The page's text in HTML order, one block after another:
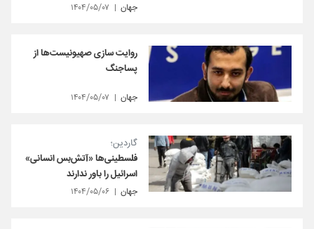
جهان ۱۴۰۴/۰۵/۰۷
روایت سازی صهیونیست‌ها از
پساجنگ
جهان ۱۴۰۴/۰۵/۰۷
گاردین؛
فلسطینی‌ها «آتش‌بس انسانی»
اسرائیل را باور ندارند
جهان ۱۴۰۴/۰۵/۰۶